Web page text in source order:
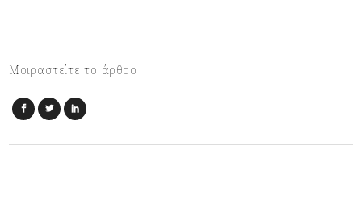
Μοιραστείτε το άρθρο